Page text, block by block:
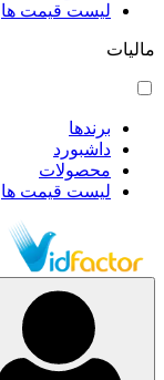
لیست قیمت ها
مالیات
برندها
داشبورد
محصولات
لیست قیمت ها